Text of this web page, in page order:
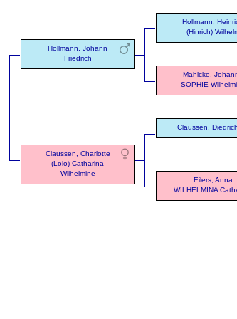
Hollmann, Johann
Friedrich
Hollmann,
(Hinrich)
Mahlcke,
SOPHIE
Claussen, Charlotte
(Lolo) Catharina
Wilhelmine
Claussen,
Eilers, Anna
WILHELMINA